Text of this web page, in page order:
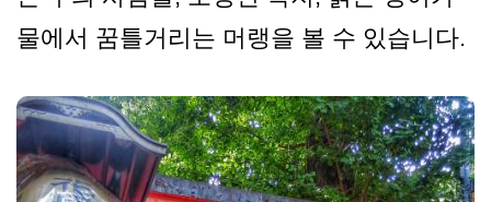
물에서 꿈틀거리는 머랭을 볼 수 있습니다.